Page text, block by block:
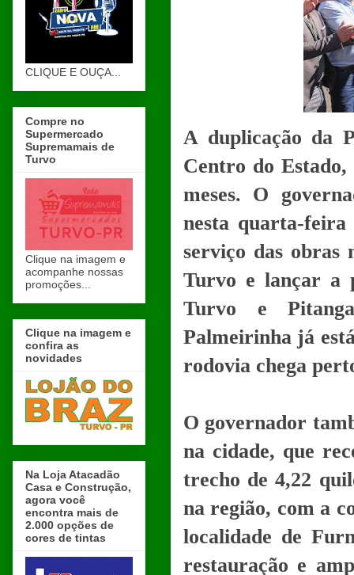
A duplicação da
Centro do
meses. O
nesta quarta-
serviço das
Turvo e lançar a
Turvo e
Palmeirinha já
rodovia chega
O governador
na cidade, que
trecho de 4,22
na região, com a
localidade de
restauração e
CLIQUE E OUÇA...
Compre no
Supermercado
Supremamais de
Turvo
Clique na imagem e
acompanhe nossas
promoções...
Clique na imagem e
confira as
novidades
Na Loja Atacadão
Casa e Construção,
agora você
encontra mais de
2.000 opções de
cores de tintas